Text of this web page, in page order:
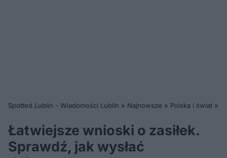
Spotted Lublin - Wiadomości Lublin » Najnowsze » Polska i świat »
Łatwiejsze wnioski o zasiłek.
Sprawdź, jak wysłać